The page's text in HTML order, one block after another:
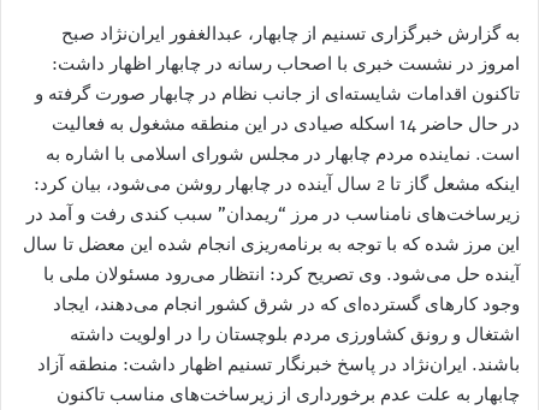
به گزارش خبرگزاری تسنیم از چابهار، عبدالغفور ایران‌نژاد صبح
امروز در نشست خبری با اصحاب رسانه در چابهار اظهار داشت:
تاکنون اقدامات شایسته‌ای از جانب نظام در چابهار صورت گرفته و
در حال حاضر 14 اسکله صیادی در این منطقه مشغول به فعالیت
است. نماینده مردم چابهار در مجلس شورای اسلامی با اشاره به
اینکه مشعل گاز تا 2 سال آینده در چابهار روشن می‌شود، بیان کرد:
زیرساخت‌های نامناسب در مرز “ریمدان” سبب کندی رفت و آمد در
این مرز شده که با توجه به برنامه‌ریزی انجام شده این معضل تا سال
آینده حل می‌شود. وی تصریح کرد: انتظار می‌رود مسئولان ملی با
وجود کارهای گسترده‌ای که در شرق کشور انجام می‌دهند، ایجاد
اشتغال و رونق کشاورزی مردم بلوچستان را در اولویت داشته
باشند. ایران‌نژاد در پاسخ خبرنگار تسنیم اظهار داشت: منطقه آزاد
چابهار به علت عدم برخورداری از زیرساخت‌های مناسب تاکنون